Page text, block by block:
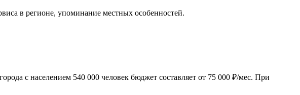
в регионе, упоминание местных особенностей.
с населением 540 000 человек бюджет составляет от 75 000 ₽/мес. При